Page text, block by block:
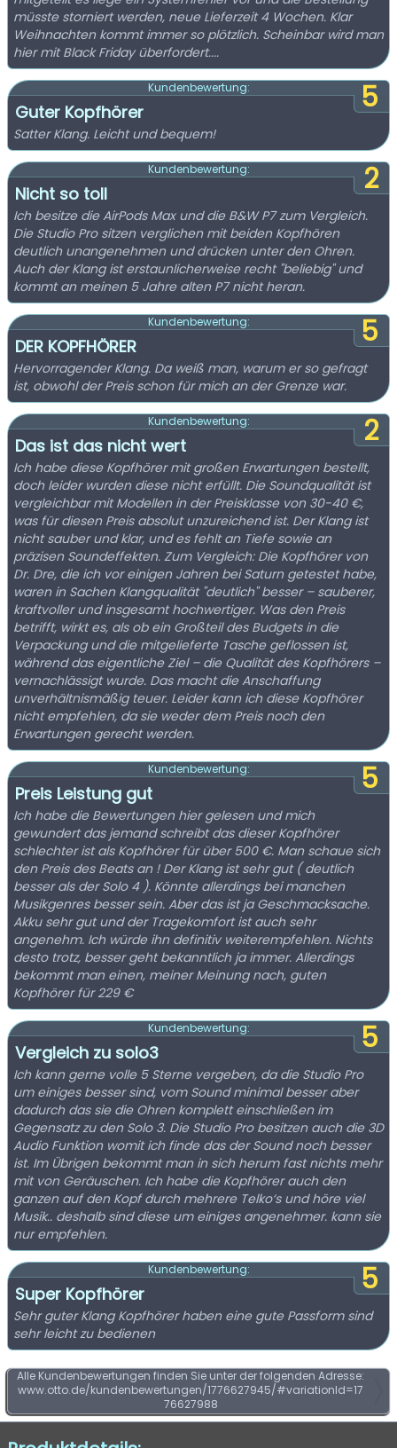
müsste storniert werden, neue Lieferzeit 4 Wochen. Klar
Weihnachten kommt immer so plötzlich. Scheinbar wird man
hier mit Black Friday überfordert....
5
Kundenbewertung:
Guter Kopfhörer
Satter Klang. Leicht und bequem!
2
Kundenbewertung:
Nicht so toll
Ich besitze die AirPods Max und die B&W P7 zum Vergleich.
Die Studio Pro sitzen verglichen mit beiden Kopfhören
deutlich unangenehmen und drücken unter den Ohren.
Auch der Klang ist erstaunlicherweise recht "beliebig" und
kommt an meinen 5 Jahre alten P7 nicht heran.
5
Kundenbewertung:
DER KOPFHÖRER
Hervorragender Klang. Da weiß man, warum er so gefragt
ist, obwohl der Preis schon für mich an der Grenze war.
2
Kundenbewertung:
Das ist das nicht wert
Ich habe diese Kopfhörer mit großen Erwartungen bestellt,
doch leider wurden diese nicht erfüllt. Die Soundqualität ist
vergleichbar mit Modellen in der Preisklasse von 30-40 €,
was für diesen Preis absolut unzureichend ist. Der Klang ist
nicht sauber und klar, und es fehlt an Tiefe sowie an
präzisen Soundeffekten. Zum Vergleich: Die Kopfhörer von
Dr. Dre, die ich vor einigen Jahren bei Saturn getestet habe,
waren in Sachen Klangqualität "deutlich" besser – sauberer,
kraftvoller und insgesamt hochwertiger. Was den Preis
betrifft, wirkt es, als ob ein Großteil des Budgets in die
Verpackung und die mitgelieferte Tasche geflossen ist,
während das eigentliche Ziel – die Qualität des Kopfhörers –
vernachlässigt wurde. Das macht die Anschaffung
unverhältnismäßig teuer. Leider kann ich diese Kopfhörer
nicht empfehlen, da sie weder dem Preis noch den
Erwartungen gerecht werden.
5
Kundenbewertung:
Preis Leistung gut
Ich habe die Bewertungen hier gelesen und mich
gewundert das jemand schreibt das dieser Kopfhörer
schlechter ist als Kopfhörer für über 500 €. Man schaue sich
den Preis des Beats an ! Der Klang ist sehr gut ( deutlich
besser als der Solo 4 ). Könnte allerdings bei manchen
Musikgenres besser sein. Aber das ist ja Geschmacksache.
Akku sehr gut und der Tragekomfort ist auch sehr
angenehm. Ich würde ihn definitiv weiterempfehlen. Nichts
desto trotz, besser geht bekanntlich ja immer. Allerdings
bekommt man einen, meiner Meinung nach, guten
Kopfhörer für 229 €
5
Kundenbewertung:
Vergleich zu solo3
Ich kann gerne volle 5 Sterne vergeben, da die Studio Pro
um einiges besser sind, vom Sound minimal besser aber
dadurch das sie die Ohren komplett einschließen im
Gegensatz zu den Solo 3. Die Studio Pro besitzen auch die 3D
Audio Funktion womit ich finde das der Sound noch besser
ist. Im Übrigen bekommt man in sich herum fast nichts mehr
mit von Geräuschen. Ich habe die Kopfhörer auch den
ganzen auf den Kopf durch mehrere Telko‘s und höre viel
Musik.. deshalb sind diese um einiges angenehmer. kann sie
nur empfehlen.
5
Kundenbewertung:
Super Kopfhörer
Sehr guter Klang Kopfhörer haben eine gute Passform sind
sehr leicht zu bedienen
Alle Kundenbewertungen finden Sie unter der folgenden Adresse:
www.otto.de/kundenbewertungen/1776627945/#variationId=17
76627988